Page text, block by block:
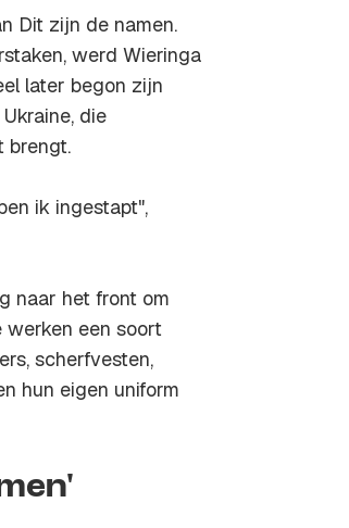
Dit zijn de namen.
werd Wieringa
later begon zijn
die
brengt.
ik ingestapt",
naar het front om
werken een soort
scherfvesten,
hun eigen uniform